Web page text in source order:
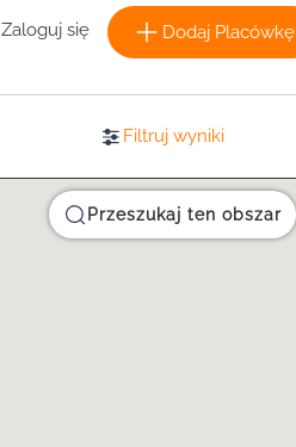
Zaloguj się Dodaj Placówkę
Filtruj wyniki
Przeszukaj ten obszar